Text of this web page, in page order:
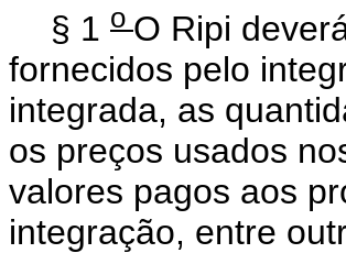
§ 1 o O Ripi
fornecidos pelo
integrada, as
os preços usados
valores pagos aos
integração, entre